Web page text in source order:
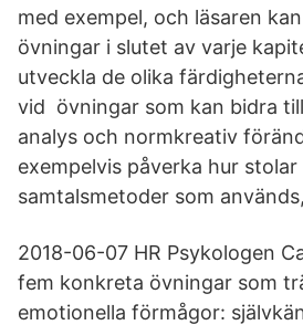
med exempel, och läsaren
övningar i slutet av varje
utveckla de olika
vid övningar som kan bidra
analys och normkreativ
exempelvis påverka hur stolar
samtalsmetoder som
2018-06-07 HR Psykologen
fem konkreta övningar som
emotionella förmågor: